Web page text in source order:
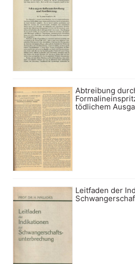
Abtreibung
tödlichem
Leitfaden der